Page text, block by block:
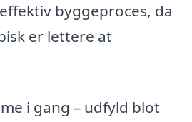
byggeproces, da
er lettere at
i gang – udfyld blot